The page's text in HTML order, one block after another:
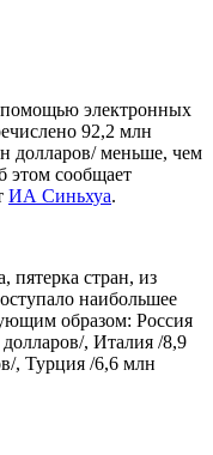
помощью электронных
92,2 млн
долларов/ меньше, чем
этом сообщает
ИА Синьхуа.
стран, из
наибольшее
образом: Россия
, Италия /8,9
, Турция /6,6 млн